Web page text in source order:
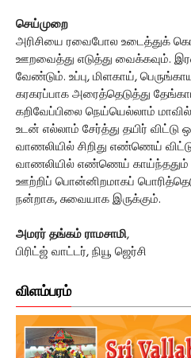
செய்முறை
அரிசியை ரவைபோல உடைத்துக்
ஊறவைத்து எடுத்து வைக்கவும்.
வேண்டும். உப்பு, மிளகாய்,
கரகரப்பாக அரைத்தெடுத்து
கறிவேப்பிலை நெய்யெல்லாம்
உடன் எல்லாம் சேர்த்து தயிர் விட்டு
வாணலியில் சிறிது எண்ணெய்
வாணலியில் எண்ணெய் காய்ந்ததும்
ஊற்றிப் பொன்னிறமாகப்
நன்றாக, சுவையாக இருக்கும்.
அமரர் தங்கம் ராமசாமி,
பிரிட்ஜ் வாட்டர், நியூ ஜெர்சி
விளம்பரம்